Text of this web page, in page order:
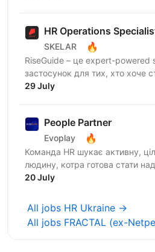
HR Operations
SKELAR 🔥
RiseGuide – це expert-powered
застосунок для тих, хто хоче
версією себе. Ми будуємо
29 July
People Partner
Evoplay 🔥
Команда HR шукає активну,
людину, котра готова стати
бізнесу. Відповідальність Працювати із HRM
20 July
All jobs HR Ukraine →
All jobs FRACTAL (ex-